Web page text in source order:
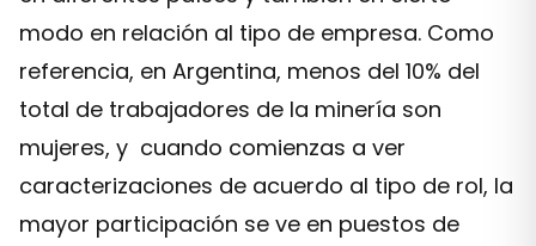
modo en relación al tipo de empresa. Como
referencia, en Argentina, menos del 10% del
total de trabajadores de la minería son
mujeres, y cuando comienzas a ver
caracterizaciones de acuerdo al tipo de rol, la
mayor participación se ve en puestos de